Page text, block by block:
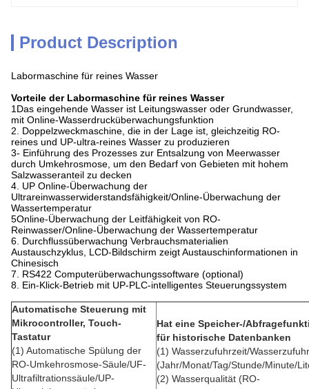
Product Description
Labormaschine für reines Wasser
Vorteile der Labormaschine für reines Wasser
1Das eingehende Wasser ist Leitungswasser oder Grundwasser,
mit Online-Wasserdrucküberwachungsfunktion
2. Doppelzweckmaschine, die in der Lage ist, gleichzeitig RO-
reines und UP-ultra-reines Wasser zu produzieren
3- Einführung des Prozesses zur Entsalzung von Meerwasser
durch Umkehrosmose, um den Bedarf von Gebieten mit hohem
Salzwasseranteil zu decken
4. UP Online-Überwachung der
Ultrareinwasserwiderstandsfähigkeit/Online-Überwachung der
Wassertemperatur
5Online-Überwachung der Leitfähigkeit von RO-
Reinwasser/Online-Überwachung der Wassertemperatur
6. Durchflussüberwachung Verbrauchsmaterialien
Austauschzyklus, LCD-Bildschirm zeigt Austauschinformationen in
Chinesisch
7. RS422 Computerüberwachungssoftware (optional)
8. Ein-Klick-Betrieb mit UP-PLC-intelligentes Steuerungssystem
Automatische Steuerung mit
Mikrocontroller, Touch-
Tastatur
(1) Automatische Spülung der
RO-Umkehrosmose-Säule/UF-
Ultrafiltrationssäule/UP-
Hat eine Speicher-/
für historische Datenbanken
(1) Wasserzufuhrzeit/Wasserzufuhr
(Jahr/Monat/Tag/Stunde/Minute/
(2) Wasserqualität (RO-